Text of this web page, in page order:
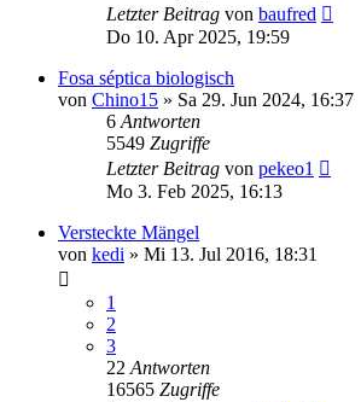
Letzter Beitrag von baufred
Do 10. Apr 2025, 19:59
Fosa séptica biologisch
von Chino15 » Sa 29. Jun 2024, 16:37
6 Antworten
5549 Zugriffe
Letzter Beitrag von pekeo1
Mo 3. Feb 2025, 16:13
Versteckte Mängel
von kedi » Mi 13. Jul 2016, 18:31
1
2
3
22 Antworten
16565 Zugriffe